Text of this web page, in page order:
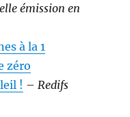
émission en
à la 1
zéro
! – Redifs